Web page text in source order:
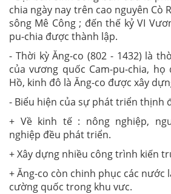
chia ngày nay trên cao nguyên Cò
sông Mê Công ; đến thế kỷ VI
pu-chia được thành lập.
- Thời kỳ Ăng-co (802 - 1432) là
của vương quốc Cam-pu-chia,
Hồ, kinh đô là Ăng-co được xây
- Biểu hiện của sự phát triển thịnh
+ Về kinh tế : nông nghiệp,
nghiệp đều phát triển.
+ Xây dựng nhiều công trình kiến
+ Ăng-co còn chinh phục các nước
cường quốc trong khu vưc.